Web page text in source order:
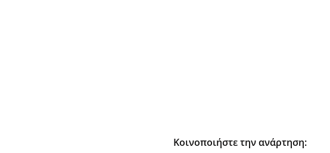
Κοινοποιήστε την ανάρτηση: